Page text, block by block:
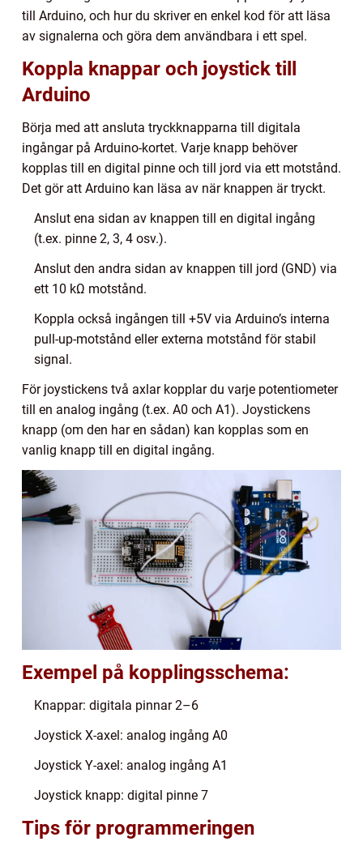
till Arduino, och hur du skriver en enkel kod för att läsa
av signalerna och göra dem användbara i ett spel.
Koppla knappar och joystick till
Arduino
Börja med att ansluta tryckknapparna till digitala
ingångar på Arduino-kortet. Varje knapp behöver
kopplas till en digital pinne och till jord via ett motstånd.
Det gör att Arduino kan läsa av när knappen är tryckt.
Anslut ena sidan av knappen till en digital ingång
(t.ex. pinne 2, 3, 4 osv.).
Anslut den andra sidan av knappen till jord (GND) via
ett 10 kΩ motstånd.
Koppla också ingången till +5V via Arduino’s interna
pull-up-motstånd eller externa motstånd för stabil
signal.
För joystickens två axlar kopplar du varje potentiometer
till en analog ingång (t.ex. A0 och A1). Joystickens
knapp (om den har en sådan) kan kopplas som en
vanlig knapp till en digital ingång.
Exempel på kopplingsschema:
Knappar: digitala pinnar 2–6
Joystick X-axel: analog ingång A0
Joystick Y-axel: analog ingång A1
Joystick knapp: digital pinne 7
Tips för programmeringen